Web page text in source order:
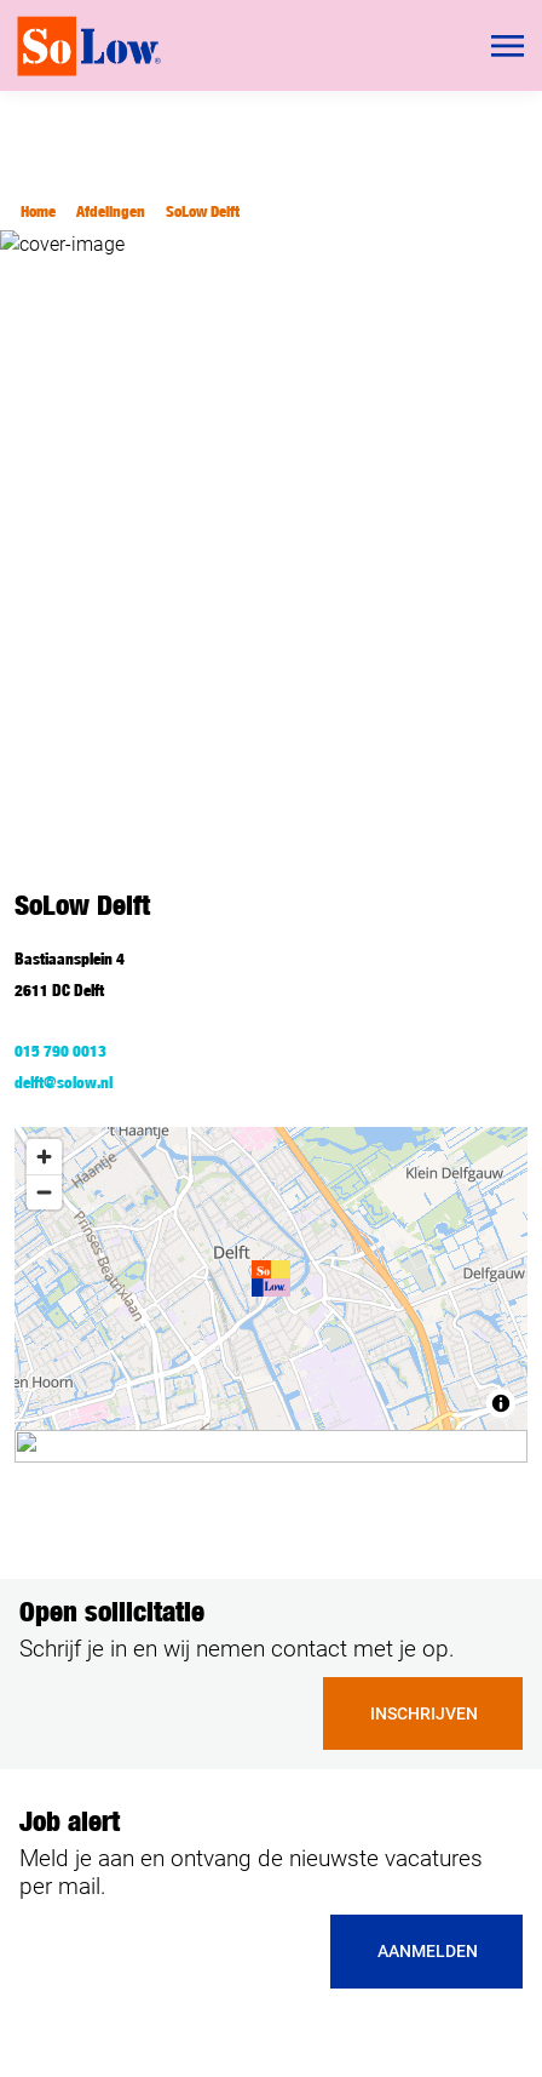
Home Afdelingen SoLow Delft
SoLow Delft
Bastiaansplein 4
2611 DC Delft
015 790 0013
delft@solow.nl
Open sollicitatie
Schrijf je in en wij nemen contact met je op.
INSCHRIJVEN
Job alert
Meld je aan en ontvang de nieuwste vacatures
per mail.
AANMELDEN